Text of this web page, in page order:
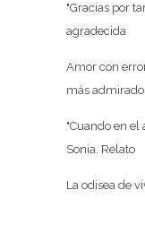
"Gracias por
agradecida
Amor con
más
"Cuando en
Sonia. Relato
La odisea de